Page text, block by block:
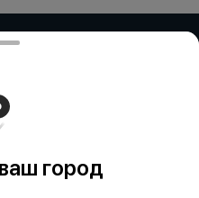
/ ИП ART
- БИН:970312451058
город